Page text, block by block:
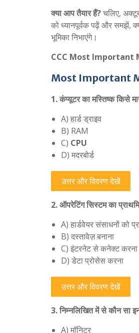
क्या आप तैयार हैं?चलिए,
को ध्यानपूर्वक पढ़ें और समझें,
भूमिका निभाएंगे।
CCC Most Important
Most Important
1. कंप्यूटर का मस्तिष्क किसे
A) हार्ड ड्राइव
B) RAM
C) CPU
D) मदरबोर्ड
उत्तर और विवरण देखें
2. ऑपरेटिंग सिस्टम का
A) हार्डवेयर संसाधनों को
B) दस्तावेज़ बनाना
C) इंटरनेट से कनेक्ट करना
D) डेटा प्रोसेस करना
उत्तर और विवरण देखें
3. निम्नलिखित में से कौन सा
A) मॉनिटर